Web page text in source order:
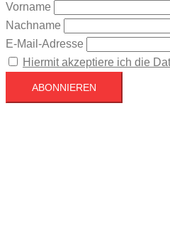
Vorname
Nachname
E-Mail-Adresse
Hiermit akzeptiere ich die